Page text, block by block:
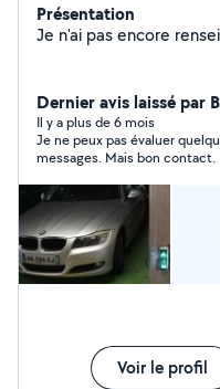
Présentation
Dernier avis laissé par
Il y a plus de 6 mois
Je ne peux pas évaluer
messages. Mais bon contact.
Voir le profil